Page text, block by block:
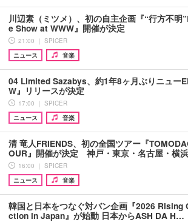
川辺素（ミツメ）、初の自主企画『“行方不明
e Show at WWW』開催が決定
21:00 ｜ SPICER
ニュース
音楽
04 Limited Sazabys、約1年8ヶ月ぶりニュー
W』リリースが決定
17:00 ｜ SPICER
ニュース
音楽
清 竜人FRIENDS、初の全国ツアー『
OUR』開催が決定 神戸・東京・名古屋・横
16:00 ｜ SPICER
ニュース
音楽
韓国と日本をつなぐ対バン企画『2026 Rising
ction in Japan』が始動 日本からASH DA H…